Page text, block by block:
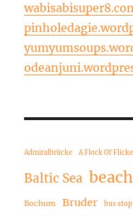
Admiralbrücke A Flock Of
Baltic Sea beach
Bochum Bruder bus stop